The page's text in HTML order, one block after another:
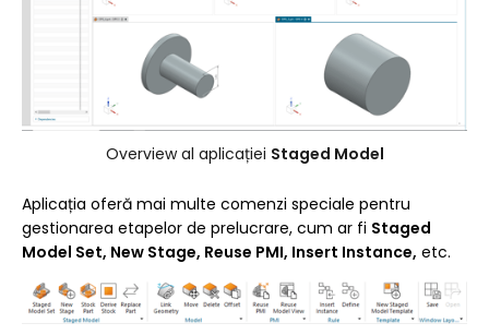
Overview al aplicației Staged Model
Aplicația oferă mai multe comenzi speciale pentru
gestionarea etapelor de prelucrare, cum ar fi Staged
Model Set, New Stage, Reuse PMI, Insert Instance, etc.